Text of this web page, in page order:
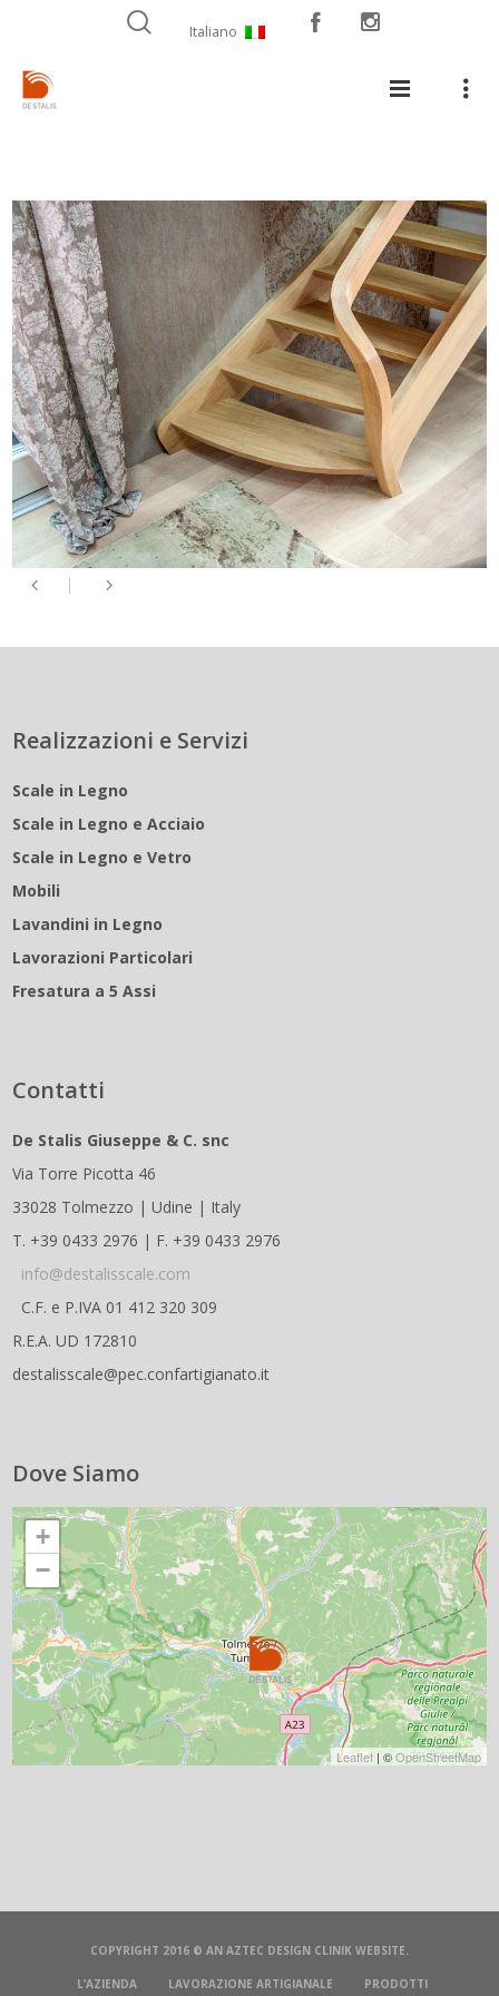
Italiano
Realizzazioni e Servizi
Scale in Legno
Scale in Legno e Acciaio
Scale in Legno e Vetro
Mobili
Lavandini in Legno
Lavorazioni Particolari
Fresatura a 5 Assi
Contatti
De Stalis Giuseppe & C. snc
Via Torre Picotta 46
33028 Tolmezzo | Udine | Italy
T. +39 0433 2976 | F. +39 0433 2976
info@destalisscale.com
C.F. e P.IVA 01 412 320 309
R.E.A. UD 172810
destalisscale@pec.confartigianato.it
Dove Siamo
+
−
Leaflet| ©OpenStreetMap
COPYRIGHT 2016 © AN AZTEC DESIGN CLINIK WEBSITE.
L’AZIENDA LAVORAZIONE ARTIGIANALE PRODOTTI